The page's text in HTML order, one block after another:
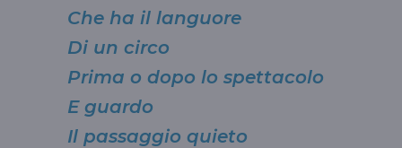
Che ha il languore
Di un circo
Prima o dopo lo spettacolo
E guardo
Il passaggio quieto